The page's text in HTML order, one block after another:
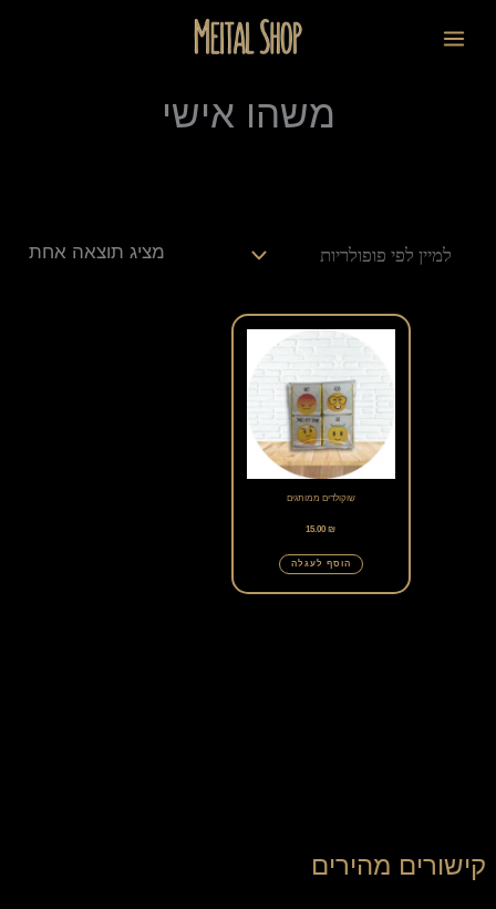
לתוכן
משהו אישי
קישורים מהירים
מציג תוצאה אחת
שוקולדים ממותגים
15.00₪
הוסף לעגלה